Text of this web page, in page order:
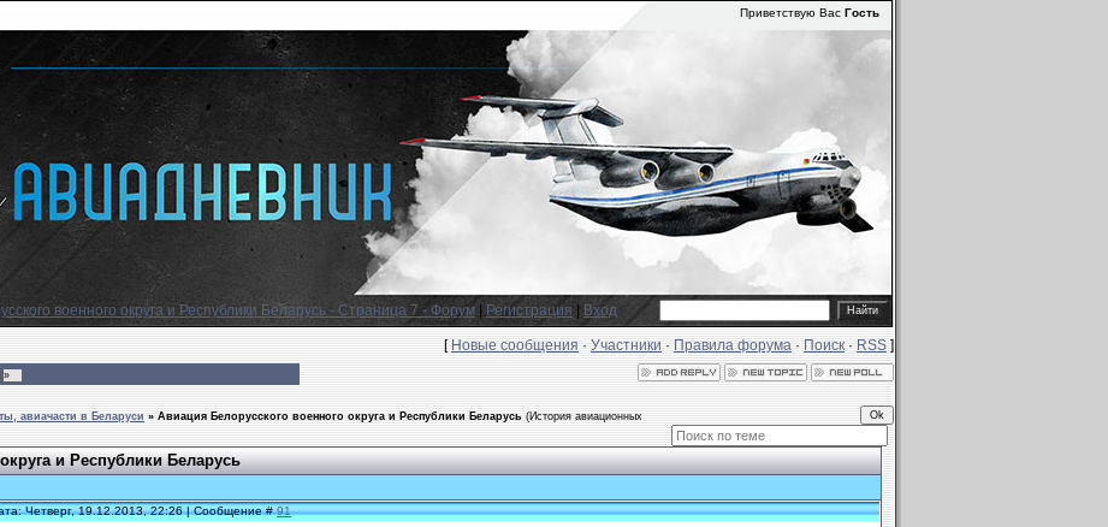
Приветствую Вас Гость
военного округа и Республики Беларусь - Страница 7 - Форум Регистрация Вход
[Новые сообщения·Участники·Правила форума·Поиск·RSS]
»
авиачасти в Беларуси » Авиация Белорусского военного округа и Республики Беларусь (История авиационных
и Республики Беларусь
Четверг, 19.12.2013, 22:26 | Сообщение #91